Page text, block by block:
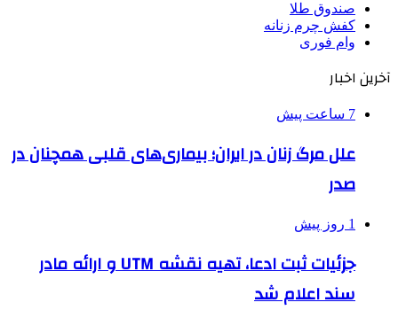
صندوق طلا
کفش چرم زنانه
وام فوری
آخرین اخبار
7 ساعت پیش
علل مرگ زنان در ایران؛ بیماری‌های قلبی همچنان در
صدر
1 روز پیش
جزئیات ثبت ادعا، تهیه نقشه UTM و ارائه مادر
سند اعلام شد